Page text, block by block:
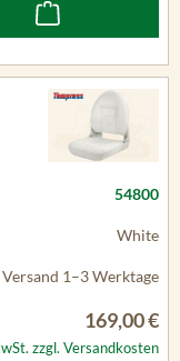
54800
White
1–3 Werktage
169,00 €
zzgl. Versandkosten